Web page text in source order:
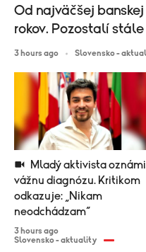
vážnu diagnózu. Kritikom
odkazuje: „Nikam
neodchádzam“
3 hours ago
Slovensko - aktuality
Od najväčšej
rokov. Pozostalí
3 hours ago Slovensko -